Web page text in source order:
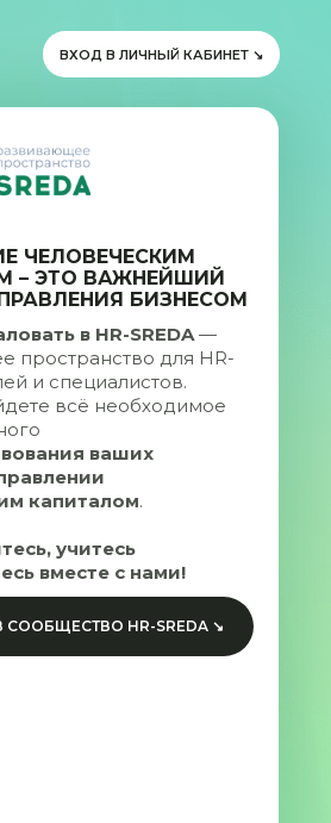
СООБЩЕСТВО HR-SREDA ↘
в HR-SREDA—
пространство для HR-
и специалистов.
всё необходимое
ваших
капиталом.
учитесь
вместе с нами!
ЧЕЛОВЕЧЕСКИМ
– ЭТО ВАЖНЕЙШИЙ
БИЗНЕСОМ
ВХОД В ЛИЧНЫЙ КАБИНЕТ ↘